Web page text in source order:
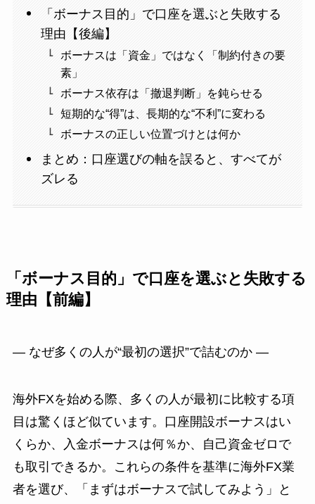
「ボーナス目的」で口座を選ぶと失敗する
理由【後編】
ボーナスは「資金」ではなく「制約付きの要
素」
ボーナス依存は「撤退判断」を鈍らせる
短期的な“得”は、長期的な“不利”に変わる
ボーナスの正しい位置づけとは何か
まとめ：口座選びの軸を誤ると、すべてが
ズレる
「ボーナス目的」で口座を選ぶと失敗する
理由【前編】
― なぜ多くの人が“最初の選択”で詰むのか ―
海外FXを始める際、多くの人が最初に比較する項
目は驚くほど似ています。口座開設ボーナスはい
くらか、入金ボーナスは何％か、自己資金ゼロで
も取引できるか。これらの条件を基準に海外FX業
者を選び、「まずはボーナスで試してみよう」と